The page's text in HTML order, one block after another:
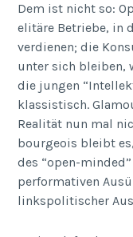
Dem ist nicht so:
elitäre Betriebe, in
verdienen; die
unter sich bleiben,
die jungen
klassistisch.
Realität nun mal
bourgeois bleibt
des “open-
performativen
linkspolitischer